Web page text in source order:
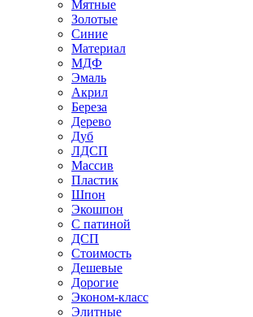
Мятные
Золотые
Синие
Материал
МДФ
Эмаль
Акрил
Береза
Дерево
Дуб
ЛДСП
Массив
Пластик
Шпон
Экошпон
С патиной
ДСП
Стоимость
Дешевые
Дорогие
Эконом-класс
Элитные